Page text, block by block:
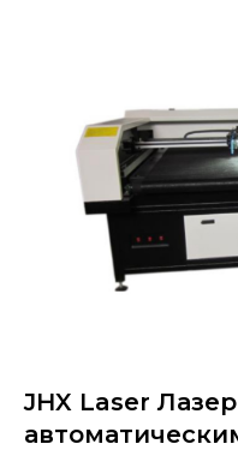
JHX Laser